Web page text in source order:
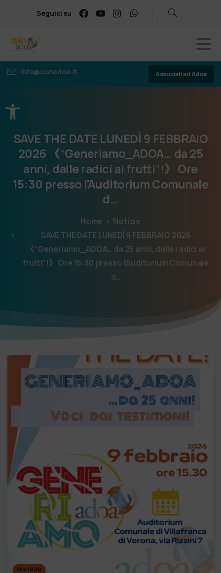
Apri la barra degli strumenti
Seguici su
info@conadoa.it Associati ad Adoa
SAVE THE DATE LUNEDÌ 9 FEBBRAIO
2026 《“Generiamo_ADOA… da25
anni, dalle radici ai frutti”!》 Ore
15:30 presso l'AuditoriumComunale
d…
Home
Notizie
SAVE THE DATE LUNEDÌ 9 FEBBRAIO 2026
《“Generiamo_ADOA… da 25 anni, dalle radici ai
frutti”!》 Ore 15:30 presso l’Auditorium Comunale
d…